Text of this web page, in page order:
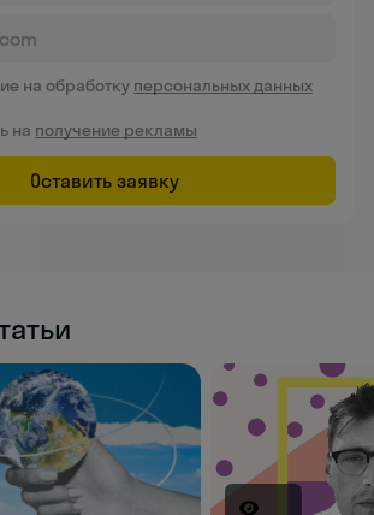
на обработку персональных данных
на получение рекламы
Оставить заявку